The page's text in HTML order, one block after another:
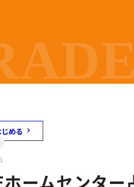
める
ームセンター